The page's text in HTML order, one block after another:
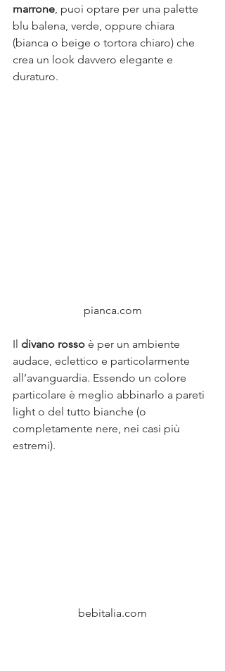
marrone, puoi optare per una palette
blu balena, verde, oppure chiara
(bianca o beige o tortora chiaro) che
crea un look davvero elegante e
duraturo.
pianca.com
Il divano rosso è per un ambiente
audace, eclettico e particolarmente
all’avanguardia. Essendo un colore
particolare è meglio abbinarlo a pareti
light o del tutto bianche (o
completamente nere, nei casi più
estremi).
bebitalia.com